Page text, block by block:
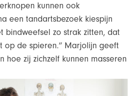
kunnen ook
een tandartsbezoek kiespijn
bindweefsel zo strak zitten, dat
op de spieren.” Marjolijn geeft
hoe zij zichzelf kunnen masseren